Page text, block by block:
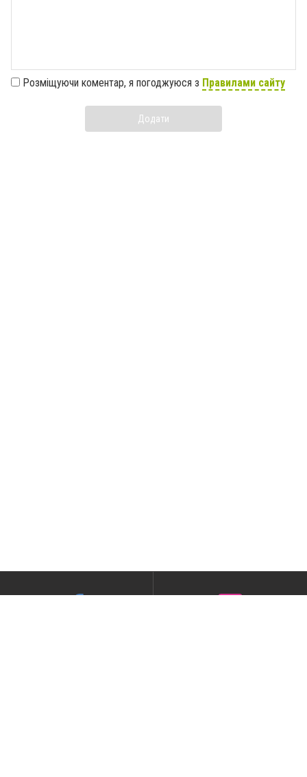
Розміщуючи коментар, я погоджуюся з Правилами сайту
Додати